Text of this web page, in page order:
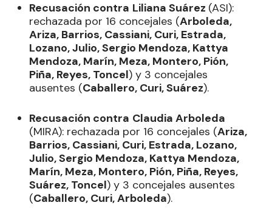
Recusación contra Liliana Suárez (ASI):
rechazada por 16 concejales (Arboleda,
Ariza, Barrios, Cassiani, Curi, Estrada,
Lozano, Julio, Sergio Mendoza, Kattya
Mendoza, Marín, Meza, Montero, Pión,
Piña, Reyes, Toncel) y 3 concejales
ausentes (Caballero, Curi, Suárez).
Recusación contra Claudia Arboleda
(MIRA): rechazada por 16 concejales (Ariza,
Barrios, Cassiani, Curi, Estrada, Lozano,
Julio, Sergio Mendoza, Kattya Mendoza,
Marín, Meza, Montero, Pión, Piña, Reyes,
Suárez, Toncel) y 3 concejales ausentes
(Caballero, Curi, Arboleda).